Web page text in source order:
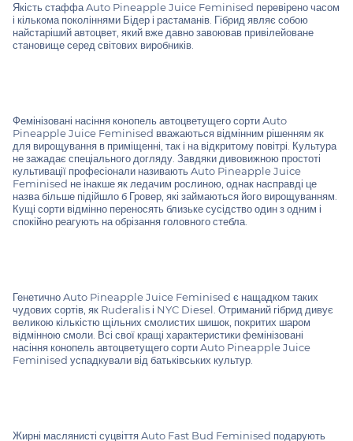
Якість стаффа Auto Pineapple Juice Feminised перевірено часом
і кількома поколіннями Бідер і растаманів. Гібрид являє собою
найстаріший автоцвет, який вже давно завоював привілейоване
становище серед світових виробників.
Фемінізовані насіння конопель автоцветущего сорти Auto
Pineapple Juice Feminised вважаються відмінним рішенням як
для вирощування в приміщенні, так і на відкритому повітрі. Культура
не зажадає спеціального догляду. Завдяки дивовижною простоті
культивації професіонали називають Auto Pineapple Juice
Feminised не інакше як ледачим рослиною, однак насправді це
назва більше підійшло б Гровер, які займаються його вирощуванням.
Кущі сорти відмінно переносять близьке сусідство один з одним і
спокійно реагують на обрізання головного стебла.
Генетично Auto Pineapple Juice Feminised є нащадком таких
чудових сортів, як Ruderalis і NYC Diesel. Отриманий гібрид дивує
великою кількістю щільних смолистих шишок, покритих шаром
відмінною смоли. Всі свої кращі характеристики фемінізовані
насіння конопель автоцветущего сорти Auto Pineapple Juice
Feminised успадкували від батьківських культур.
Жирні маслянисті суцвіття Auto Fast Bud Feminised подарують